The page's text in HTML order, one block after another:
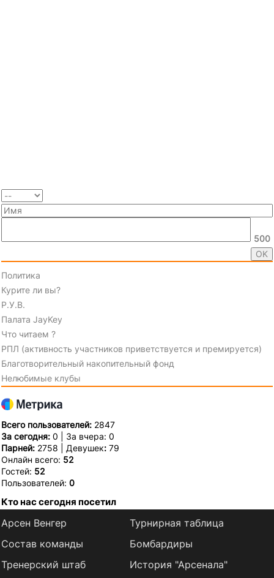
500
Политика
Курите ли вы?
Р.У.В.
Палата JayKey
Что читаем ?
РПЛ (активность участников приветствуется и премируется)
Благотворительный накопительный фонд
Нелюбимые клубы
Всего пользователей: 2847
За сегодня: 0 | За вчера: 0
Парней: 2758 | Девушек: 79
Онлайн всего: 52
Гостей: 52
Пользователей: 0
Кто нас сегодня посетил
Арсен Венгер
Состав команды
Тренерский штаб
Турнирная таблица
Бомбардиры
История "Арсенала"